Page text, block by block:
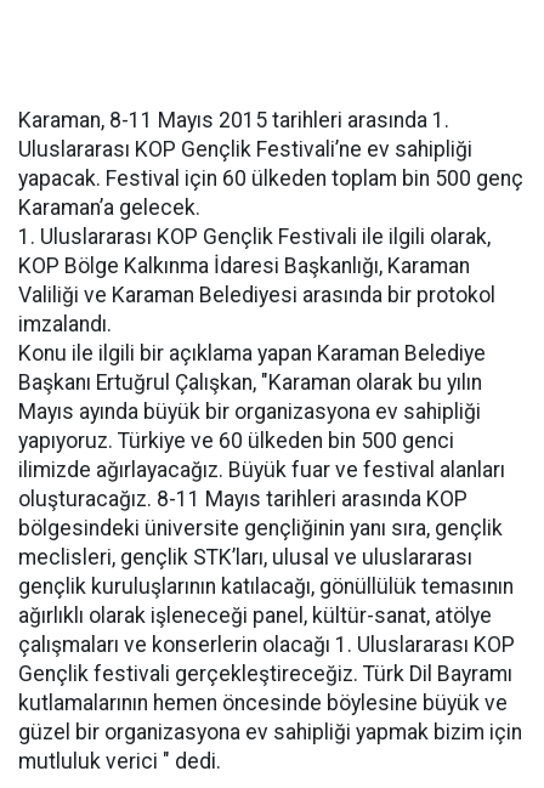
Karaman, 8-11 Mayıs 2015 tarihleri arasında 1.
Uluslararası KOP Gençlik Festivali’ne ev sahipliği
yapacak. Festival için 60 ülkeden toplam bin 500 genç
Karaman’a gelecek.
1. Uluslararası KOP Gençlik Festivali ile ilgili olarak,
KOP Bölge Kalkınma İdaresi Başkanlığı, Karaman
Valiliği ve Karaman Belediyesi arasında bir protokol
imzalandı.
Konu ile ilgili bir açıklama yapan Karaman Belediye
Başkanı Ertuğrul Çalışkan, "Karaman olarak bu yılın
Mayıs ayında büyük bir organizasyona ev sahipliği
yapıyoruz. Türkiye ve 60 ülkeden bin 500 genci
ilimizde ağırlayacağız. Büyük fuar ve festival alanları
oluşturacağız. 8-11 Mayıs tarihleri arasında KOP
bölgesindeki üniversite gençliğinin yanı sıra, gençlik
meclisleri, gençlik STK’ları, ulusal ve uluslararası
gençlik kuruluşlarının katılacağı, gönüllülük temasının
ağırlıklı olarak işleneceği panel, kültür-sanat, atölye
çalışmaları ve konserlerin olacağı 1. Uluslararası KOP
Gençlik festivali gerçekleştireceğiz. Türk Dil Bayramı
kutlamalarının hemen öncesinde böylesine büyük ve
güzel bir organizasyona ev sahipliği yapmak bizim için
mutluluk verici " dedi.